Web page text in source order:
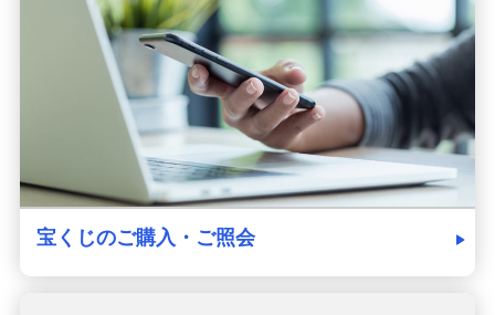
みずほ銀行について
宝くじのご購入・ご照会